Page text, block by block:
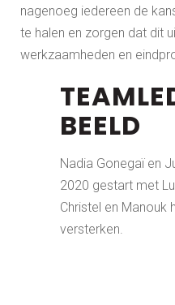
nagenoeg iedereen de
te halen en zorgen dat dit
werkzaamheden en
BEELD
Nadia Gonegaï en
2020 gestart met
Christel en Manouk
versterken.